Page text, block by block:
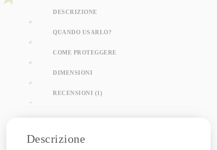
DESCRIZIONE
QUANDO USARLO?
COME PROTEGGERE
DIMENSIONI
RECENSIONI (1)
Descrizione